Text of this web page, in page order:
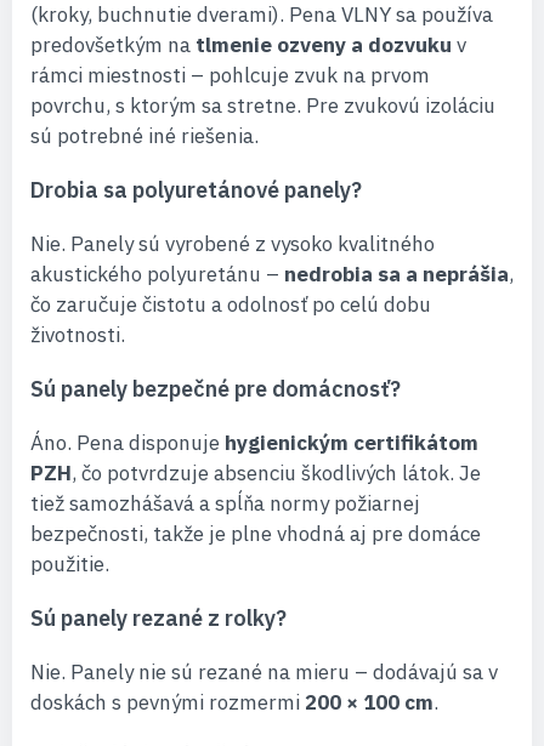
(kroky, buchnutie dverami). Pena VLNY sa používa
predovšetkým na tlmenie ozveny a dozvuku v
rámci miestnosti – pohlcuje zvuk na prvom
povrchu, s ktorým sa stretne. Pre zvukovú izoláciu
sú potrebné iné riešenia.
Drobia sa polyuretánové panely?
Nie. Panely sú vyrobené z vysoko kvalitného
akustického polyuretánu – nedrobia sa a neprášia,
čo zaručuje čistotu a odolnosť po celú dobu
životnosti.
Sú panely bezpečné pre domácnosť?
Áno. Pena disponuje hygienickým certifikátom
PZH, čo potvrdzuje absenciu škodlivých látok. Je
tiež samozhášavá a spĺňa normy požiarnej
bezpečnosti, takže je plne vhodná aj pre domáce
použitie.
Sú panely rezané z rolky?
Nie. Panely nie sú rezané na mieru – dodávajú sa v
doskách s pevnými rozmermi 200 × 100 cm.